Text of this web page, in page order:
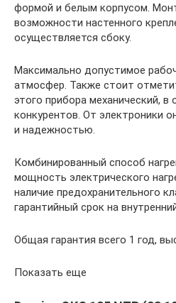
формой и белым корпусом.
возможности настенного
осуществляется сбоку.
Максимально допустимое
атмосфер. Также стоит
этого прибора механический, в
конкурентов. От электроники
и надежностью.
Комбинированный способ
мощность электрического
наличие предохранительного
гарантийный срок на
Общая гарантия всего 1 год,
Показать еще